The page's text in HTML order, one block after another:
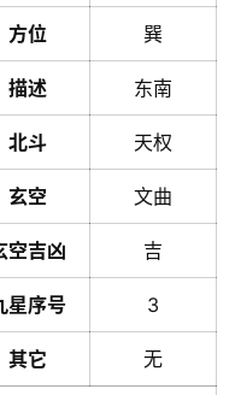
方位 巽
描述 东南
北斗 天权
玄空 文曲
空吉凶 吉
星序号 3
其它 无